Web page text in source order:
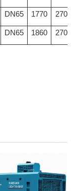
DN65 1770 2700
DN65 1860 2700